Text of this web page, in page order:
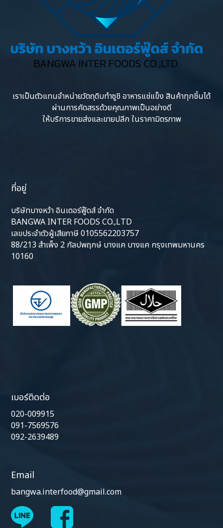
เราเป็นตัวแทนจำหน่ายวัตถุดิบทำซูชิ อาหารแช่แข็ง สินค้าทุกชิ้นได้
ผ่านการคัดสรรด้วยคุณภาพเป็นอย่างดี
ให้บริการขายส่งและขายปลีก ในราคามิตรภาพ
ที่อยู่
บริษัทบางหว้า อินเตอร์ฟู๊ดส์ จำกัด
BANGWA INTER FOODS CO.,LTD
เลขประจำตัวผู้เสียภาษี 0105562203757
88/213 สำเพ็ง 2 กัลปพฤกษ์ บางแค บางแค กรุงเทพมหานคร
10160
เบอร์ติดต่อ
020-009915
091-7569576
092-2639489
Email
bangwa.interfood@gmail.com